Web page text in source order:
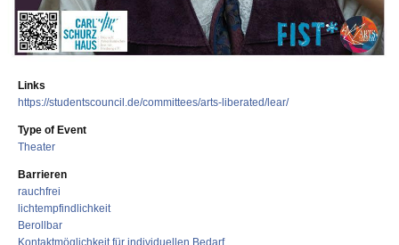
Links
https://studentscouncil.de/committees/arts-liberated/lear/
Type of Event
Theater
Barrieren
rauchfrei
lichtempfindlichkeit
Berollbar
Kontaktmöglichkeit für individuellen Bedarf